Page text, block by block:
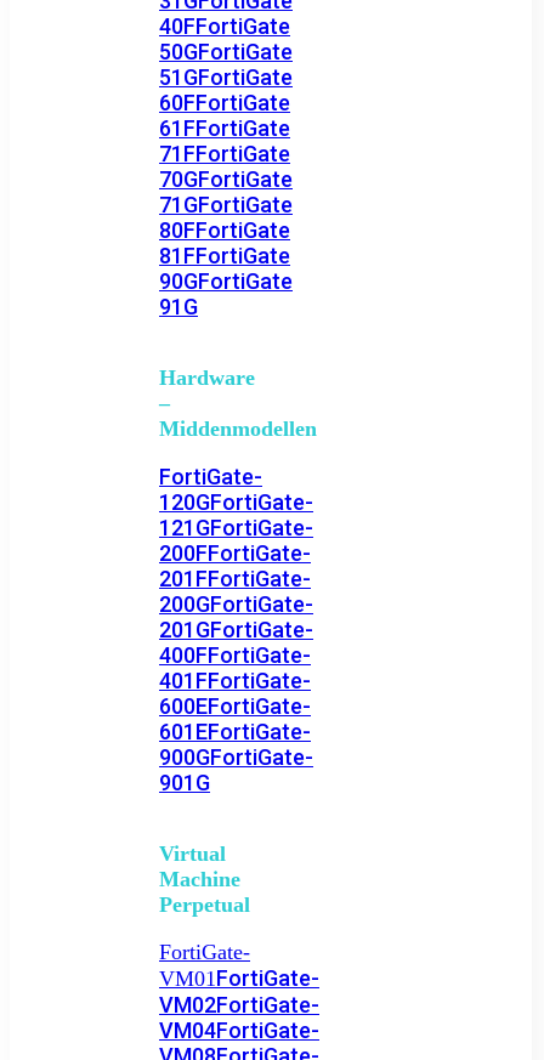
40FFortiGate
50GFortiGate
51GFortiGate
60FFortiGate
61FFortiGate
71FFortiGate
70GFortiGate
71GFortiGate
80FFortiGate
81FFortiGate
90GFortiGate
91G
Hardware
–
Middenmodellen
FortiGate-
120GFortiGate-
121GFortiGate-
200FFortiGate-
201FFortiGate-
200GFortiGate-
201GFortiGate-
400FFortiGate-
401FFortiGate-
600EFortiGate-
601EFortiGate-
900GFortiGate-
901G
Virtual
Machine
Perpetual
FortiGate-
VM01FortiGate-
VM02FortiGate-
VM04FortiGate-